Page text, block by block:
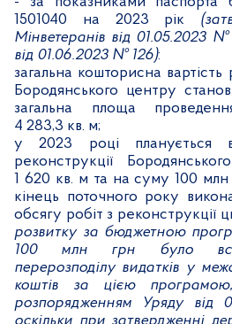
1501040 на 2023 рік
Мінветеранів від 01.05.2023
від 01.06.2023 № 126):
загальна кошторисна вартість
Бородянського центру
загальна площа
4 283,3 кв. м;
у 2023 році планується
реконструкції
1 620 кв. м та на суму 100
кінець поточного року
обсягу робіт з реконструкції
розвитку за бюджетною
100 млн грн було
перерозподілу видатків у
коштів за цією
розпорядженням Уряду